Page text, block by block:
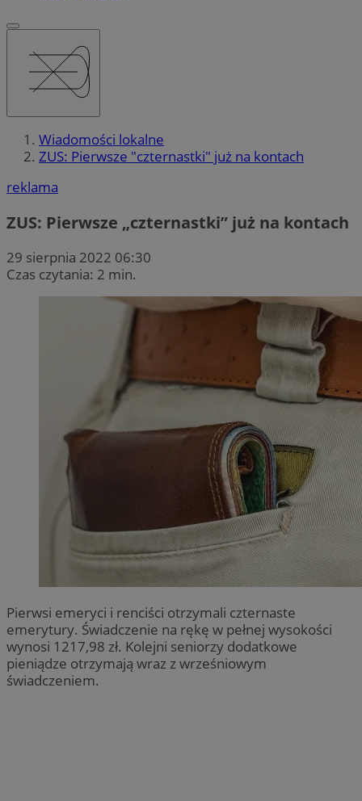
Wiadomości lokalne
ZUS: Pierwsze "czternastki" już na kontach
reklama
ZUS: Pierwsze „czternastki” już na kontach
29 sierpnia 2022 06:30
Czas czytania: 2 min.
Pierwsi emeryci i renciści otrzymali czternaste
emerytury. Świadczenie na rękę w pełnej wysokości
wynosi 1217,98 zł. Kolejni seniorzy dodatkowe
pieniądze otrzymają wraz z wrześniowym
świadczeniem.